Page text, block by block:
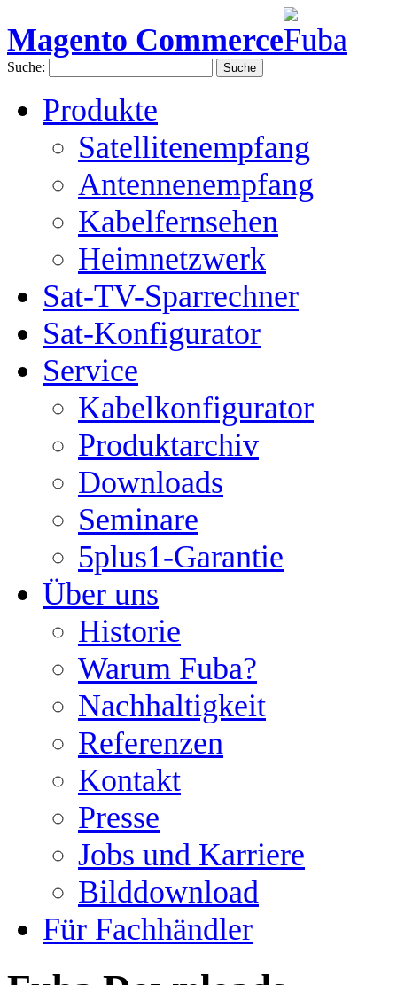
Magento Commerce
Suche: Suche
Produkte
Satellitenempfang
Antennenempfang
Kabelfernsehen
Heimnetzwerk
Sat-TV-Sparrechner
Sat-Konfigurator
Service
Kabelkonfigurator
Produktarchiv
Downloads
Seminare
5plus1-Garantie
Über uns
Historie
Warum Fuba?
Nachhaltigkeit
Referenzen
Kontakt
Presse
Jobs und Karriere
Bilddownload
Für Fachhändler